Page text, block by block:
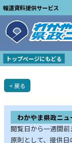
報道資料提供サービス
トップページにもどる
< 戻る
わかやま県政ニュ
閲覧日から一週間前
原則として、提供